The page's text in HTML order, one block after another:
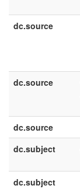
dc.source
dc.source
dc.source
dc.subject
dc.subject